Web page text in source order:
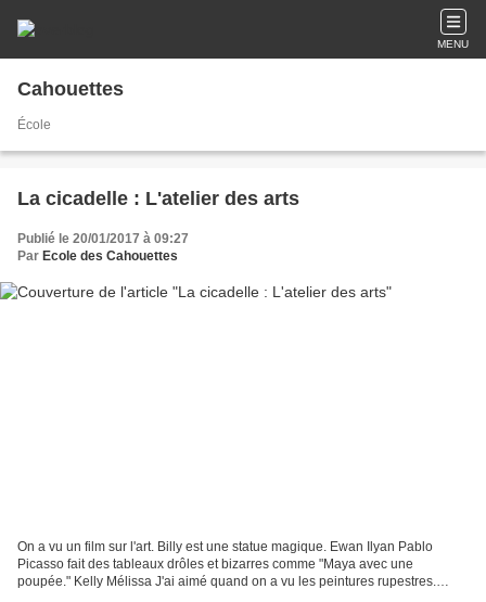
MENU
Cahouettes
École
La cicadelle : L'atelier des arts
Publié le 20/01/2017 à 09:27
Par Ecole des Cahouettes
On a vu un film sur l'art. Billy est une statue magique. Ewan Ilyan Pablo
Picasso fait des tableaux drôles et bizarres comme "Maya avec une
poupée." Kelly Mélissa J'ai aimé quand on a vu les peintures rupestres.